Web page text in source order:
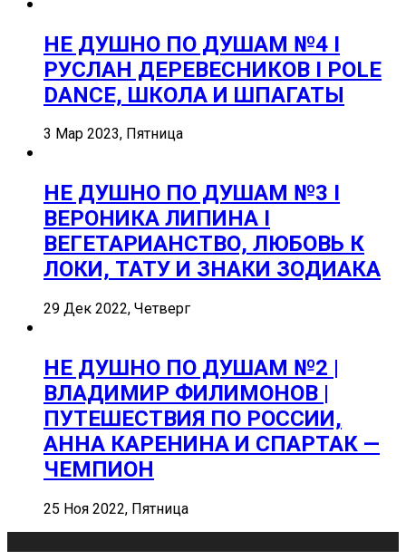
НЕ ДУШНО ПО ДУШАМ №4 I
РУСЛАН ДЕРЕВЕСНИКОВ I POLE
DANCE, ШКОЛА И ШПАГАТЫ
3 Мар 2023, Пятница
НЕ ДУШНО ПО ДУШАМ №3 I
ВЕРОНИКА ЛИПИНА I
ВЕГЕТАРИАНСТВО, ЛЮБОВЬ К
ЛОКИ, ТАТУ И ЗНАКИ ЗОДИАКА
29 Дек 2022, Четверг
НЕ ДУШНО ПО ДУШАМ №2 |
ВЛАДИМИР ФИЛИМОНОВ |
ПУТЕШЕСТВИЯ ПО РОССИИ,
АННА КАРЕНИНА И СПАРТАК —
ЧЕМПИОН
25 Ноя 2022, Пятница